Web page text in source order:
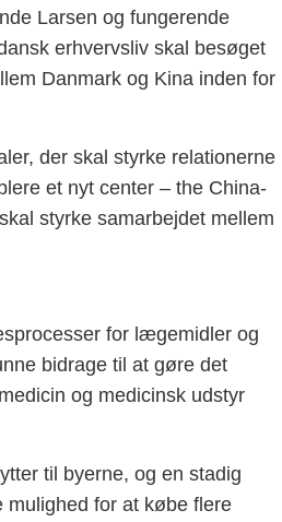
Larsen og fungerende
erhvervsliv skal besøget
Danmark og Kina inden for
der skal styrke relationerne
et nyt center – the China-
styrke samarbejdet mellem
for lægemidler og
bidrage til at gøre det
og medicinsk udstyr
til byerne, og en stadig
mulighed for at købe flere